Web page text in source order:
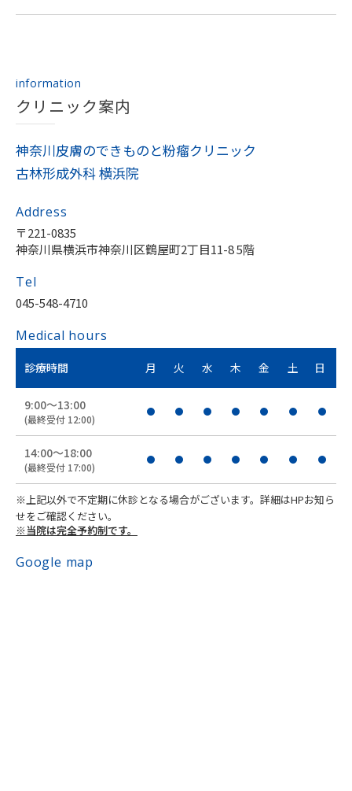
information
クリニック案内
神奈川皮膚のできものと粉瘤クリニック
古林形成外科 横浜院
Address
〒221-0835
神奈川県横浜市神奈川区鶴屋町2丁目11-8 5階
Tel
045-548-4710
Medical hours
診療時間 月 火 水 木 金 土 日
9:00〜13:00
(最終受付 12:00)
14:00〜18:00
(最終受付 17:00)
※上記以外で不定期に休診となる場合がございます。詳細はHPお知ら
せをご確認ください。
※当院は完全予約制です。
Google map